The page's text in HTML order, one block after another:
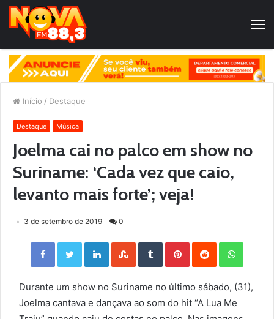
Início / Destaque
Destaque Música
Joelma cai no palco em show no
Suriname: ‘Cada vez que caio,
levanto mais forte’; veja!
3 de setembro de 2019 0
Facebook Twitter LinkedIn StumbleUpon Tumblr Pinterest Reddit
Durante um show no Suriname no último sábado, (31),
Joelma cantava e dançava ao som do hit “A Lua Me